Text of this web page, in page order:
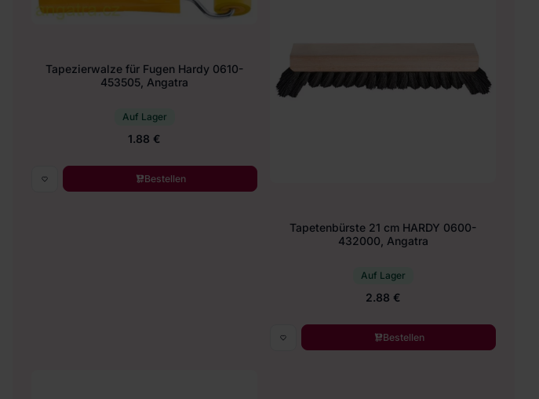
Tapezierwalze für Fugen Hardy 0610-
453505, Angatra
Auf Lager
1.88 €
Bestellen
Tapetenbürste 21 cm HARDY 0600-
432000, Angatra
Auf Lager
2.88 €
Bestellen